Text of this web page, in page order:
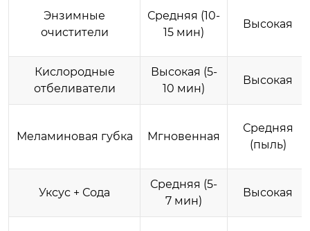
Энзимные
очистители
Средняя (10-
15 мин)
Высокая
Кислородные
отбеливатели
Высокая (5-
10 мин)
Высокая
Меламиновая губка Мгновенная
Средняя
(пыль)
Уксус + Сода
Средняя (5-
7 мин)
Высокая